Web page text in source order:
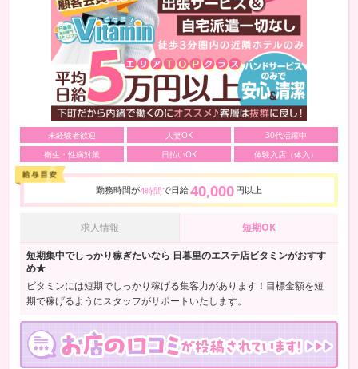
未経験者歓迎 人妻OK
30代活躍中
衛生・性病対策
日払いOK 体験入店（体入）
勤務時間が4時間で日給40,000 円以上
求人情報 短期OK
短期集中でしっかり稼ぎたいなら 日暮里のエステ店ビタミンがおすす
め★
ビタミンには短期でしっかり稼げる集客力があります！目標金額を短
期で稼げるようにスタッフがサポートいたします。